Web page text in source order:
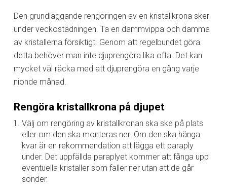
Den grundläggande rengöringen av en kristallkrona sker
under veckostädningen. Ta en dammvippa och damma
av kristallerna försiktigt. Genom att regelbundet göra
detta behöver man inte djuprengöra lika ofta. Det kan
mycket väl räcka med att djuprengöra en gång varje
nionde månad.
Rengöra kristallkrona på djupet
Välj om rengöring av kristallkronan ska ske på plats
eller om den ska monteras ner. Om den ska hänga
kvar är en rekommendation att lägga ett paraply
under. Det uppfällda paraplyet kommer att fånga upp
eventuella kristaller som faller ner utan att de går
sönder.